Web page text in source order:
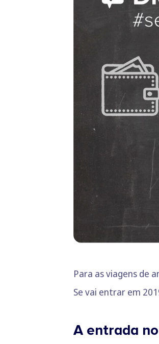
Para as viagens de
Se vai entrar em
A entrada